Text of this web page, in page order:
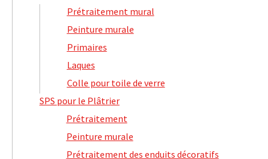
Prétraitement mural
Peinture murale
Primaires
Laques
Colle pour toile de verre
SPS pour le Plâtrier
Prétraitement
Peinture murale
Prétraitement des enduits décoratifs